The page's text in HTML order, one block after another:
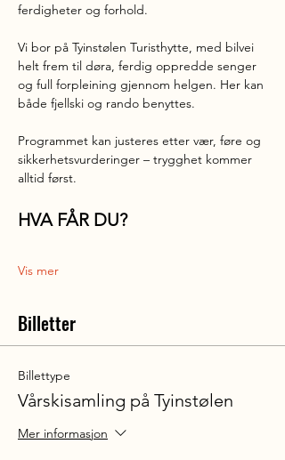
ferdigheter og forhold.
Vi bor på Tyinstølen Turisthytte, med bilvei
helt frem til døra, ferdig oppredde senger
og full forpleining gjennom helgen. Her kan
både fjellski og rando benyttes.
Programmet kan justeres etter vær, føre og
sikkerhetsvurderinger – trygghet kommer
alltid først.
HVA FÅR DU?
Vis mer
Billetter
Billettype
Vårskisamling på Tyinstølen
Mer informasjon